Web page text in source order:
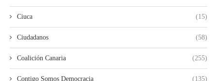
Ciuca (15)
Ciudadanos (58)
Coalición Canaria (255)
Contigo Somos Democracia (135)